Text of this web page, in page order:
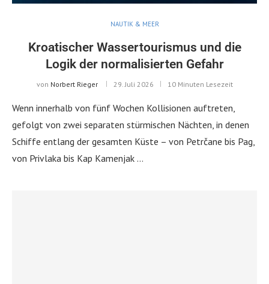
NAUTIK & MEER
Kroatischer Wassertourismus und die
Logik der normalisierten Gefahr
von Norbert Rieger 29. Juli 2026 10 Minuten Lesezeit
Wenn innerhalb von fünf Wochen Kollisionen auftreten,
gefolgt von zwei separaten stürmischen Nächten, in denen
Schiffe entlang der gesamten Küste – von Petrčane bis Pag,
von Privlaka bis Kap Kamenjak …